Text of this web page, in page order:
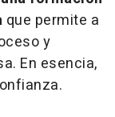
que permite a
y
En esencia,